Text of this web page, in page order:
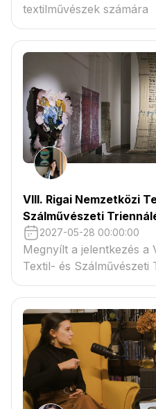
textilművészek számára
VIII. Rigai Nemzetközi
Szálművészeti
2027-05-28 00:00:00
Megnyílt a jelentkezés a
Textil- és Szálművészeti